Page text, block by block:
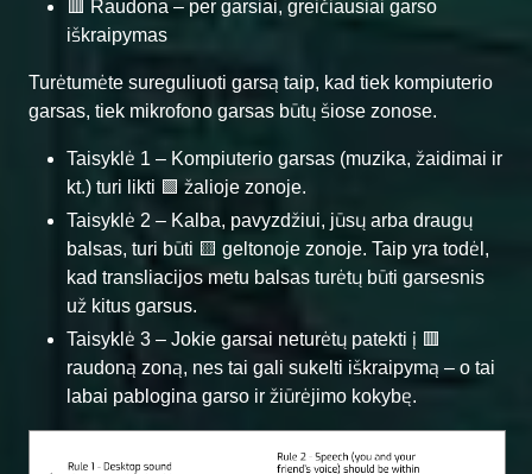
🟥 Raudona – per garsiai, greičiausiai garso
iškraipymas
Turėtumėte sureguliuoti garsą taip, kad tiek kompiuterio
garsas, tiek mikrofono garsas būtų šiose zonose.
Taisyklė 1 – Kompiuterio garsas (muzika, žaidimai ir
kt.) turi likti 🟩 žalioje zonoje.
Taisyklė 2 – Kalba, pavyzdžiui, jūsų arba draugų
balsas, turi būti 🟨 geltonoje zonoje. Taip yra todėl,
kad transliacijos metu balsas turėtų būti garsesnis
už kitus garsus.
Taisyklė 3 – Jokie garsai neturėtų patekti į 🟥
raudoną zoną, nes tai gali sukelti iškraipymą – o tai
labai pablogina garso ir žiūrėjimo kokybę.